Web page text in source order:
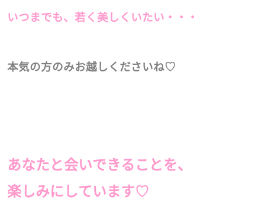
いつまでも、若く美しくいたい・・・
本気の方のみお越しくださいね♡
あなたと会いできることを、
楽しみにしています♡